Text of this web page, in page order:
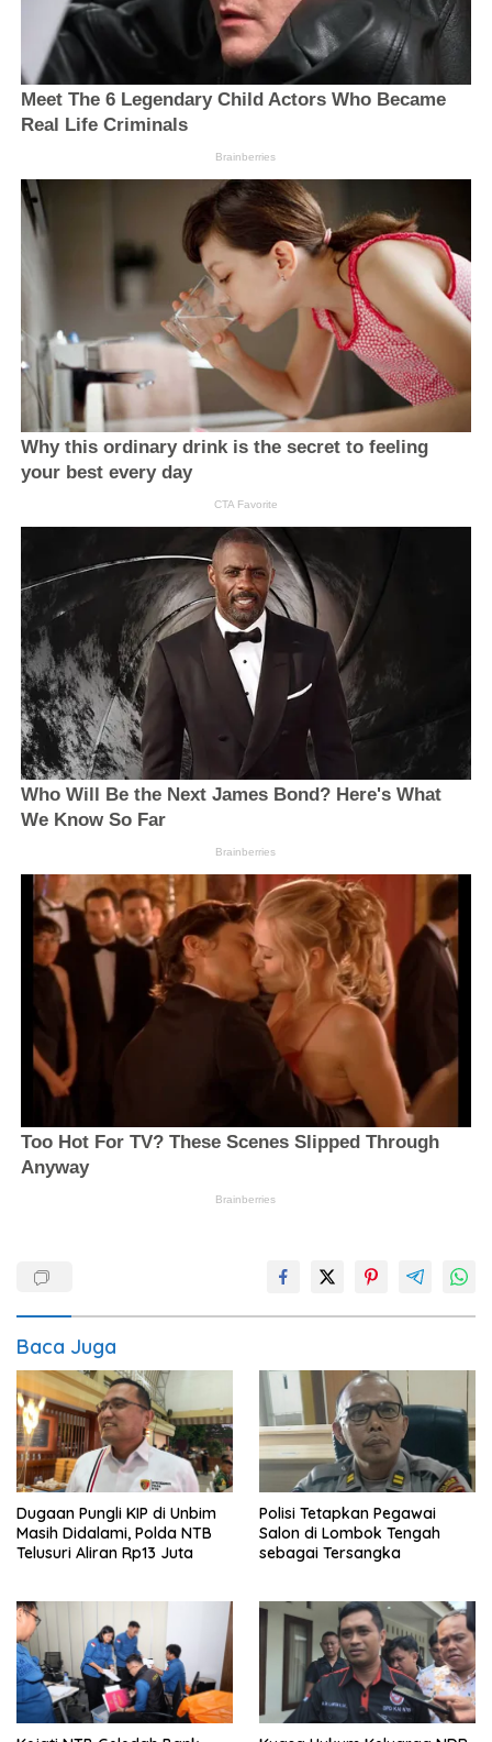
Baca Juga
Dugaan Pungli KIP di Unbim
Masih Didalami, Polda NTB
Telusuri Aliran Rp13 Juta
Polisi Tetapkan Pegawai
Salon di Lombok Tengah
sebagai Tersangka